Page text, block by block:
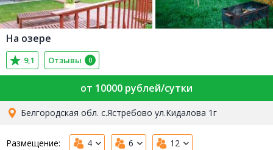
На озере
9,1 Отзывы 0
от 10000 рублей/сутки
Белгородская обл. с.Ястребово ул.Кидалова 1г
Размещение: 4 6 12